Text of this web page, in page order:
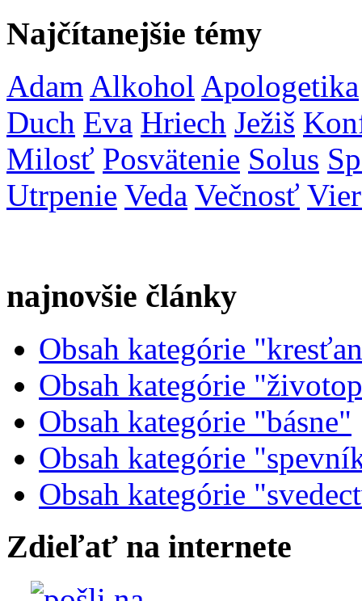
Najčítanejšie témy
Adam Alkohol Apologetika
Duch Eva Hriech Ježiš
Milosť Posvätenie Solus
Utrpenie Veda Večnosť
najnovšie články
Obsah kategórie
Obsah kategórie
Obsah kategórie "básne"
Obsah kategórie
Obsah kategórie
Zdieľať na internete